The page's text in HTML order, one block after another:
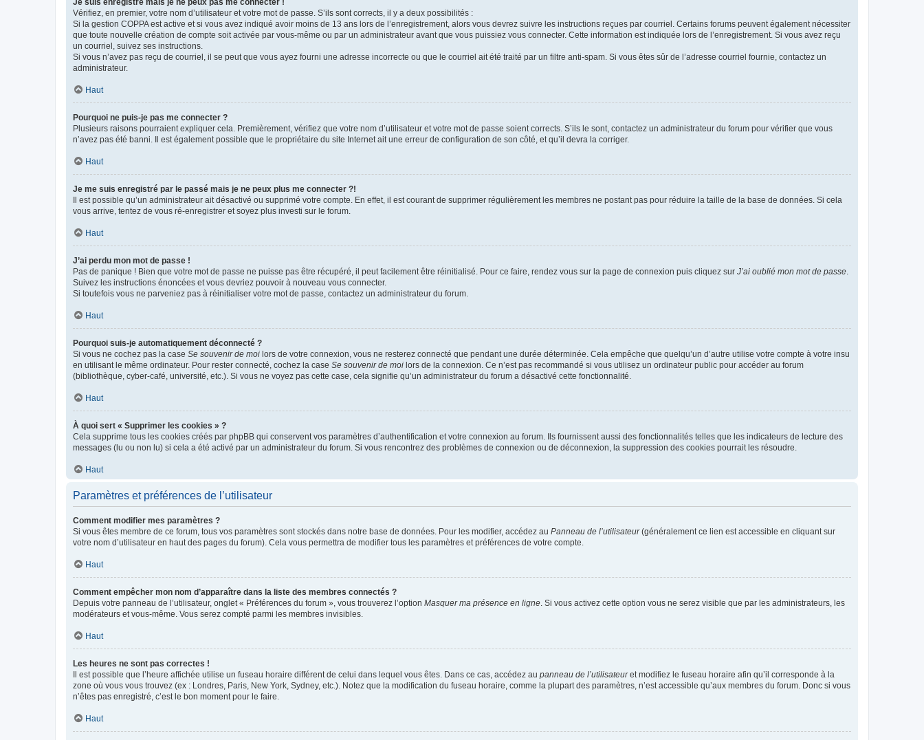
Vérifiez, en premier, votre nom d’utilisateur et votre mot de passe. S’ils sont corrects, il y a deux possibilités :
Si la gestion COPPA est active et si vous avez indiqué avoir moins de 13 ans lors de l’enregistrement, alors vous devrez suivre les instructions reçues par courriel. Certains forums peuvent également nécessiter
que toute nouvelle création de compte soit activée par vous-même ou par un administrateur avant que vous puissiez vous connecter. Cette information est indiquée lors de l’enregistrement. Si vous avez reçu
un courriel, suivez ses instructions.
Si vous n’avez pas reçu de courriel, il se peut que vous ayez fourni une adresse incorrecte ou que le courriel ait été traité par un filtre anti-spam. Si vous êtes sûr de l’adresse courriel fournie, contactez un
administrateur.
Haut
Pourquoi ne puis-je pas me connecter ?
Plusieurs raisons pourraient expliquer cela. Premièrement, vérifiez que votre nom d’utilisateur et votre mot de passe soient corrects. S’ils le sont, contactez un administrateur du forum pour vérifier que vous
n’avez pas été banni. Il est également possible que le propriétaire du site Internet ait une erreur de configuration de son côté, et qu’il devra la corriger.
Haut
Je me suis enregistré par le passé mais je ne peux plus me connecter ?!
Il est possible qu’un administrateur ait désactivé ou supprimé votre compte. En effet, il est courant de supprimer régulièrement les membres ne postant pas pour réduire la taille de la base de données. Si cela
vous arrive, tentez de vous ré-enregistrer et soyez plus investi sur le forum.
Haut
J’ai perdu mon mot de passe !
Pas de panique ! Bien que votre mot de passe ne puisse pas être récupéré, il peut facilement être réinitialisé. Pour ce faire, rendez vous sur la page de connexion puis cliquez sur J’ai oublié mon mot de passe
Suivez les instructions énoncées et vous devriez pouvoir à nouveau vous connecter.
Si toutefois vous ne parveniez pas à réinitialiser votre mot de passe, contactez un administrateur du forum.
Haut
Pourquoi suis-je automatiquement déconnecté ?
Si vous ne cochez pas la case Se souvenir de moi lors de votre connexion, vous ne resterez connecté que pendant une durée déterminée. Cela empêche que quelqu’un d’autre utilise votre compte à votre insu
en utilisant le même ordinateur. Pour rester connecté, cochez la case Se souvenir de moi lors de la connexion. Ce n’est pas recommandé si vous utilisez un ordinateur public pour accéder au forum
(bibliothèque, cyber-café, université, etc.). Si vous ne voyez pas cette case, cela signifie qu’un administrateur du forum a désactivé cette fonctionnalité.
Haut
À quoi sert « Supprimer les cookies » ?
Cela supprime tous les cookies créés par phpBB qui conservent vos paramètres d’authentification et votre connexion au forum. Ils fournissent aussi des fonctionnalités telles que les indicateurs de lecture des
messages (lu ou non lu) si cela a été activé par un administrateur du forum. Si vous rencontrez des problèmes de connexion ou de déconnexion, la suppression des cookies pourrait les résoudre.
Haut
Paramètres et préférences de l’utilisateur
Comment modifier mes paramètres ?
Si vous êtes membre de ce forum, tous vos paramètres sont stockés dans notre base de données. Pour les modifier, accédez au Panneau de l’utilisateur(généralement ce lien est accessible en cliquant sur
votre nom d’utilisateur en haut des pages du forum). Cela vous permettra de modifier tous les paramètres et préférences de votre compte.
Haut
Comment empêcher mon nom d’apparaître dans la liste des membres connectés ?
Depuis votre panneau de l’utilisateur, onglet « Préférences du forum », vous trouverez l’option Masquer ma présence en ligne . Si vous activez cette option vous ne serez visible que par les administrateurs, les
modérateurs et vous-même. Vous serez compté parmi les membres invisibles.
Haut
Les heures ne sont pas correctes !
Il est possible que l’heure affichée utilise un fuseau horaire différent de celui dans lequel vous êtes. Dans ce cas, accédez au panneau de l’utilisateuret modifiez le fuseau horaire afin qu’il corresponde à la
zone où vous vous trouvez (ex : Londres, Paris, New York, Sydney, etc.). Notez que la modification du fuseau horaire, comme la plupart des paramètres, n’est accessible qu’aux membres du forum. Donc si vous
n’êtes pas enregistré, c’est le bon moment pour le faire.
Haut